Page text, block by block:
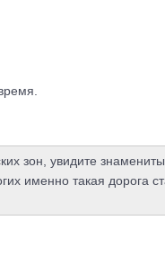
зон, увидите
именно такая дорога